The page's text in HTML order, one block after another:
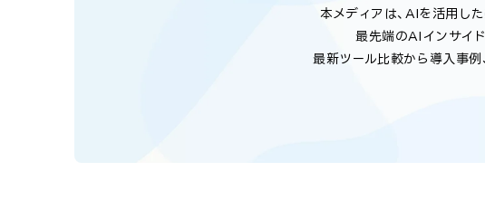
本メディアは、AIを活用し
最先端のAIインサイ
最新ツール比較から導入事例